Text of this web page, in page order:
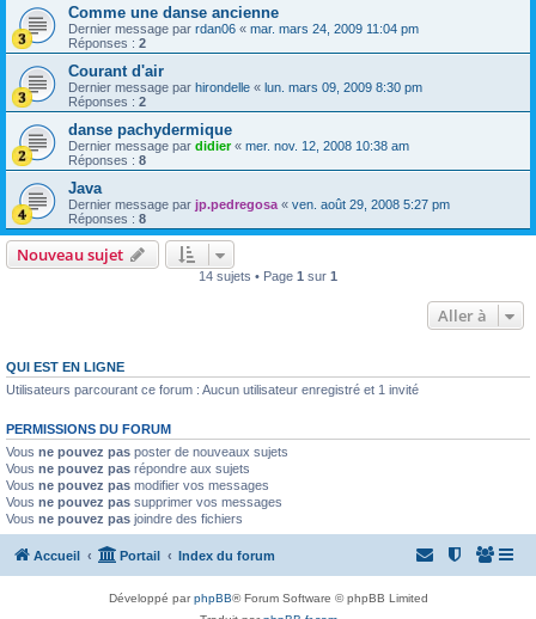
Comme une danse ancienne
Dernier message par rdan06 « mar. mars 24, 2009 11:04 pm
Réponses : 2
Courant d'air
Dernier message par hirondelle « lun. mars 09, 2009 8:30 pm
Réponses : 2
danse pachydermique
Dernier message par didier« mer. nov. 12, 2008 10:38 am
Réponses : 8
Java
Dernier message par jp.pedregosa « ven. août 29, 2008 5:27 pm
Réponses : 8
Nouveau sujet
14 sujets • Page 1 sur 1
Aller à
QUI EST EN LIGNE
Utilisateurs parcourant ce forum : Aucun utilisateur enregistré et 1 invité
PERMISSIONS DU FORUM
Vous ne pouvez pas poster de nouveaux sujets
Vous ne pouvez pas répondre aux sujets
Vous ne pouvez pas modifier vos messages
Vous ne pouvez pas supprimer vos messages
Vous ne pouvez pas joindre des fichiers
Accueil Portail Index du forum
Développé parphpBB® Forum Software © phpBB Limited